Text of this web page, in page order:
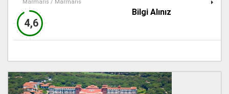
Marmaris / Marmaris
4,6
Bilgi Alınız